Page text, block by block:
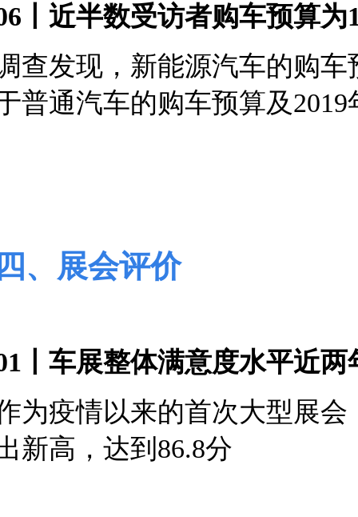
丨近半数受访者购车预算
查发现，新能源汽车的购
普通汽车的购车预算及
、展会评价
丨车展整体满意度水平近两
为疫情以来的首次大型展
新高，达到86.8分